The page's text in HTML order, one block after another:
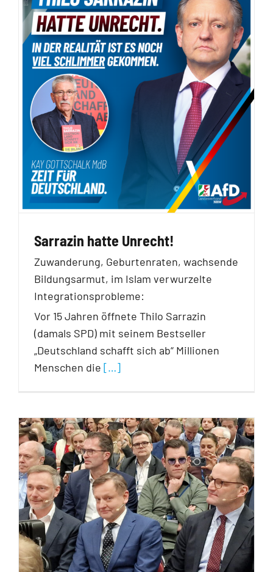
Sarrazin hatte Unrecht!
Zuwanderung, Geburtenraten, wachsende
Bildungsarmut, im Islam verwurzelte
Integrationsprobleme:
Vor 15 Jahren öffnete Thilo Sarrazin
(damals SPD) mit seinem Bestseller
„Deutschland schafft sich ab“ Millionen
Menschen die […]